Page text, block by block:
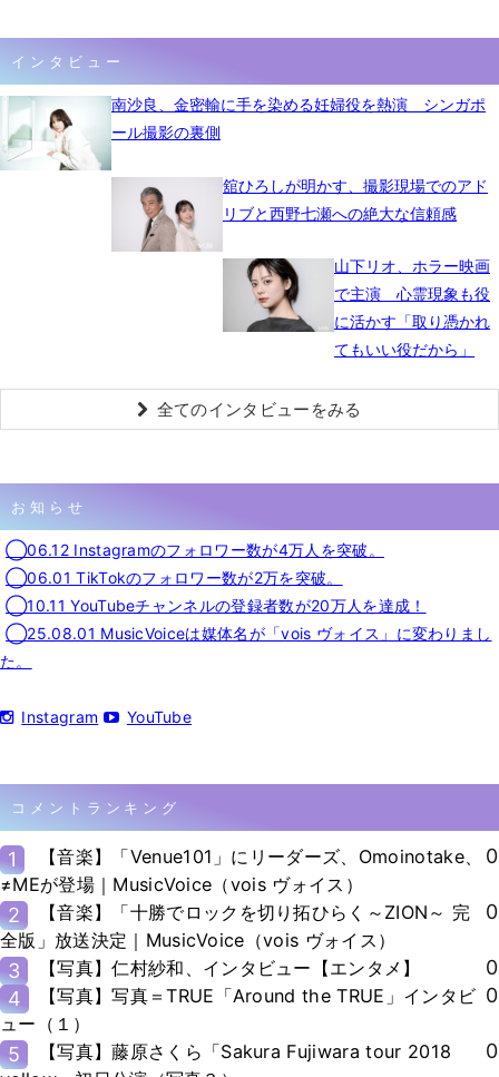
インタビュー
南沙良、金密輸に手を染める妊婦役を熱演 シンガポ
ール撮影の裏側
舘ひろしが明かす、撮影現場でのアド
リブと西野七瀬への絶大な信頼感
山下リオ、ホラー映画
で主演 心霊現象も役
に活かす「取り憑かれ
てもいい役だから」
全てのインタビューをみる
お知らせ
◯06.12 Instagramのフォロワー数が4万人を突破。
◯06.01 TikTokのフォロワー数が2万を突破。
◯10.11 YouTubeチャンネルの登録者数が20万人を達成！
◯25.08.01 MusicVoiceは媒体名が「vois ヴォイス」に変わりまし
た。
Instagram YouTube
コメントランキング
1
【音楽】「Venue101」にリーダーズ、Omoinotake、
≠MEが登場｜MusicVoice（vois ヴォイス）
0
2
【音楽】「十勝でロックを切り拓ひらく～ZION～ 完
全版」放送決定｜MusicVoice（vois ヴォイス）
0
3 【写真】仁村紗和、インタビュー【エンタメ】
0
4
【写真】写真＝TRUE「Around the TRUE」インタビ
ュー（１）
0
5
【写真】藤原さくら「Sakura Fujiwara tour 2018
0